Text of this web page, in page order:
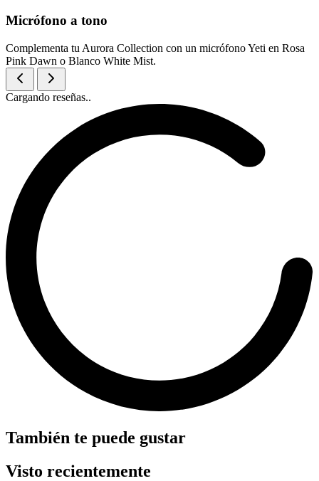
Micrófono a tono
Complementa tu Aurora Collection con un micrófono Yeti en Rosa
Pink Dawn o Blanco White Mist.
Cargando reseñas..
También te puede gustar
Visto recientemente